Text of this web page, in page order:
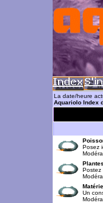
La date/heure
Aquariolo Index
Posez
Postez
Un